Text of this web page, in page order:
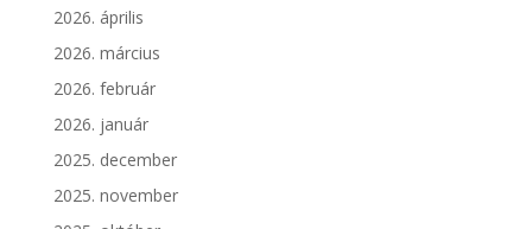
2026. április
2026. március
2026. február
2026. január
2025. december
2025. november